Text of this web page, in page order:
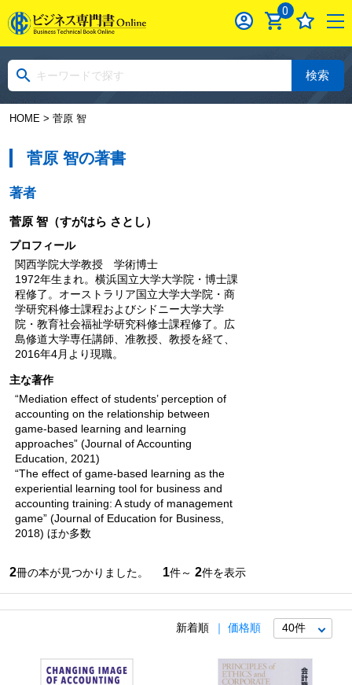
0
検索
HOME> 菅原 智
菅原 智の著書
著者
菅原 智（すがはら さとし）
プロフィール
関西学院大学教授 学術博士
1972年生まれ。横浜国立大学大学院・博士課
程修了。オーストラリア国立大学大学院・商
学研究科修士課程およびシドニー大学大学
院・教育社会福祉学研究科修士課程修了。広
島修道大学専任講師、准教授、教授を経て、
2016年4月より現職。
主な著作
“Mediation effect of students’ perception of
accounting on the relationship between
game-based learning and learning
approaches” (Journal of Accounting
Education, 2021)
“The effect of game-based learning as the
experiential learning tool for business and
accounting training: A study of management
game” (Journal of Education for Business,
2018) ほか多数
2冊の本が見つかりました。 1件～ 2件を表示
新着順 価格順